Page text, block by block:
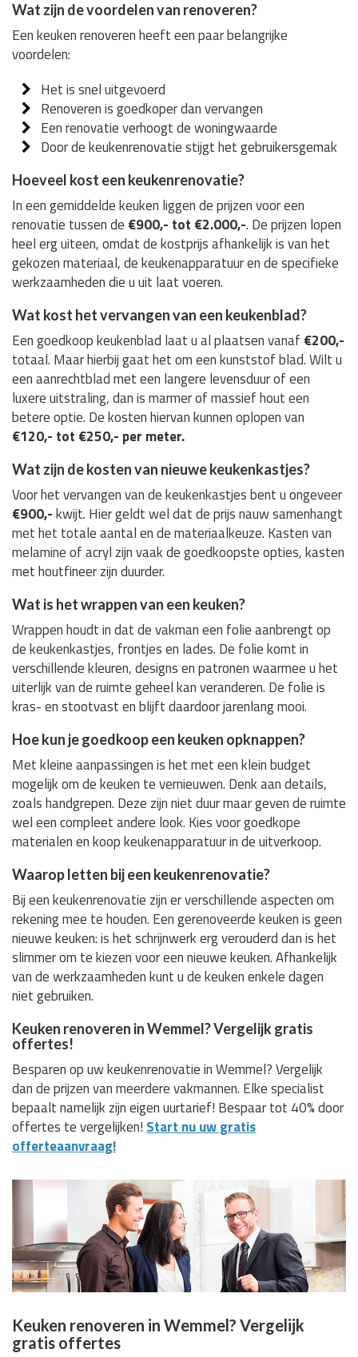
Wat zijn de voordelen van renoveren?
Een keuken renoveren heeft een paar belangrijke
voordelen:
Het is snel uitgevoerd
Renoveren is goedkoper dan vervangen
Een renovatie verhoogt de woningwaarde
Door de keukenrenovatie stijgt het gebruikersgemak
Hoeveel kost een keukenrenovatie?
In een gemiddelde keuken liggen de prijzen voor een
renovatie tussen de €900,- tot €2.000,-. De prijzen lopen
heel erg uiteen, omdat de kostprijs afhankelijk is van het
gekozen materiaal, de keukenapparatuur en de specifieke
werkzaamheden die u uit laat voeren.
Wat kost het vervangen van een keukenblad?
Een goedkoop keukenblad laat u al plaatsen vanaf €200,-
totaal. Maar hierbij gaat het om een kunststof blad. Wilt u
een aanrechtblad met een langere levensduur of een
luxere uitstraling, dan is marmer of massief hout een
betere optie. De kosten hiervan kunnen oplopen van
€120,- tot €250,- per meter.
Wat zijn de kosten van nieuwe keukenkastjes?
Voor het vervangen van de keukenkastjes bent u ongeveer
€900,-kwijt. Hier geldt wel dat de prijs nauw samenhangt
met het totale aantal en de materiaalkeuze. Kasten van
melamine of acryl zijn vaak de goedkoopste opties, kasten
met houtfineer zijn duurder.
Wat is het wrappen van een keuken?
Wrappen houdt in dat de vakman een folie aanbrengt op
de keukenkastjes, frontjes en lades. De folie komt in
verschillende kleuren, designs en patronen waarmee u het
uiterlijk van de ruimte geheel kan veranderen. De folie is
kras- en stootvast en blijft daardoor jarenlang mooi.
Hoe kun je goedkoop een keuken opknappen?
Met kleine aanpassingen is het met een klein budget
mogelijk om de keuken te vernieuwen. Denk aan details,
zoals handgrepen. Deze zijn niet duur maar geven de ruimte
wel een compleet andere look. Kies voor goedkope
materialen en koop keukenapparatuur in de uitverkoop.
Waarop letten bij een keukenrenovatie?
Bij een keukenrenovatie zijn er verschillende aspecten om
rekening mee te houden. Een gerenoveerde keuken is geen
nieuwe keuken: is het schrijnwerk erg verouderd dan is het
slimmer om te kiezen voor een nieuwe keuken. Afhankelijk
van de werkzaamheden kunt u de keuken enkele dagen
niet gebruiken.
Keuken renoveren in Wemmel? Vergelijk gratis
offertes!
Besparen op uw keukenrenovatie in Wemmel? Vergelijk
dan de prijzen van meerdere vakmannen. Elke specialist
bepaalt namelijk zijn eigen uurtarief! Bespaar tot 40% door
offertes te vergelijken! Start nu uw gratis
offerteaanvraag!
Keuken renoveren in Wemmel? Vergelijk
gratis offertes